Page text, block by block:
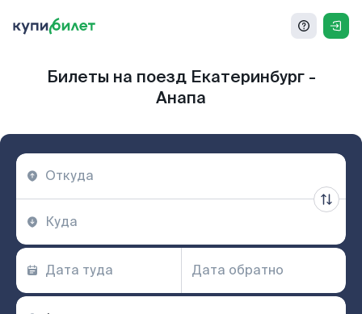
Билеты на поезд Екатеринбург -
Анапа